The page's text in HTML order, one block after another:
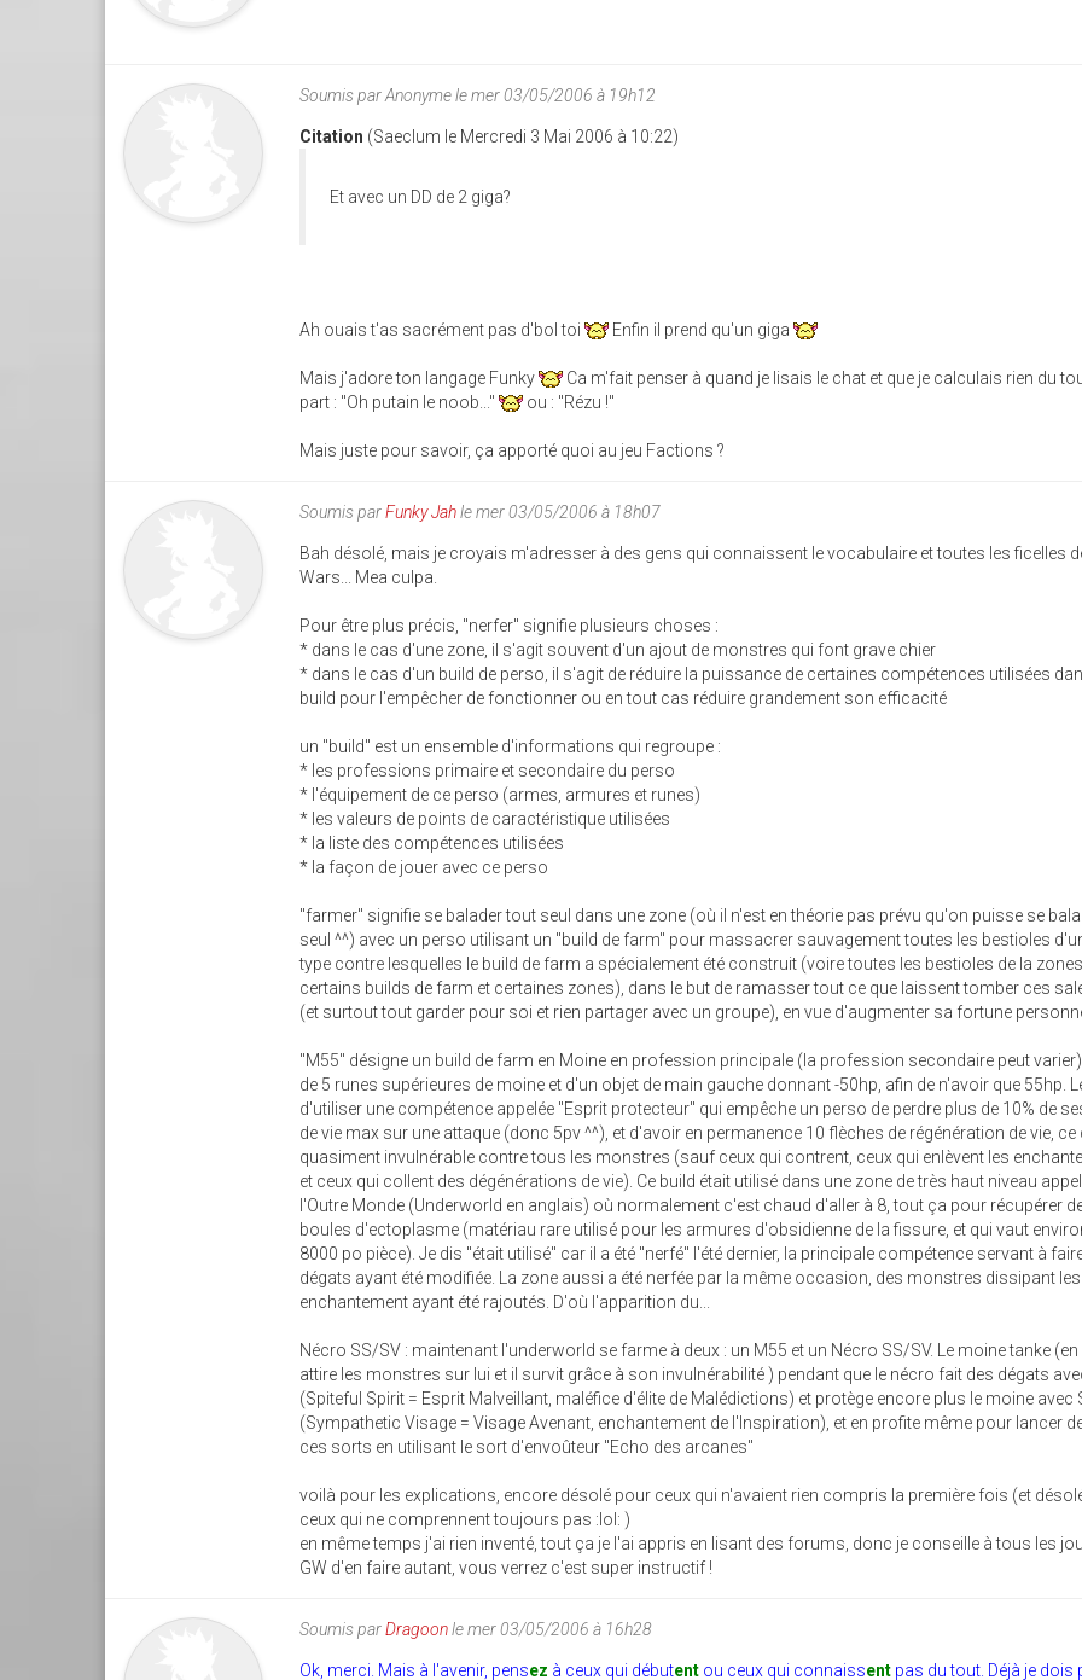
Soumis parAnonymele mer 03/05/2006 à 19h12
Citation (Saeclum le Mercredi 3 Mai 2006 à 10:22)
Et avec un DD de 2 giga?
Ah ouais t'as sacrément pas d'bol toi Enfin il prend qu'un giga
Mais j'adore ton langage Funky Ca m'fait penser à quand je lisais le chat et que je calculais rien du
part : "Oh putain le noob..."
ou : "Rézu !"
Mais juste pour savoir, ça apporté quoi au jeu Factions ?
Soumis parFunky Jahle mer 03/05/2006 à 18h07
Bah désolé, mais je croyais m'adresser à des gens qui connaissent le vocabulaire et toutes les ficelles
Wars... Mea culpa.
Pour être plus précis, "nerfer" signifie plusieurs choses :
* dans le cas d'une zone, il s'agit souvent d'un ajout de monstres qui font grave chier
* dans le cas d'un build de perso, il s'agit de réduire la puissance de certaines compétences utilisées
build pour l'empêcher de fonctionner ou en tout cas réduire grandement son efficacité
un "build" est un ensemble d'informations qui regroupe :
* les professions primaire et secondaire du perso
* l'équipement de ce perso (armes, armures et runes)
* les valeurs de points de caractéristique utilisées
* la liste des compétences utilisées
* la façon de jouer avec ce perso
"farmer" signifie se balader tout seul dans une zone (où il n'est en théorie pas prévu qu'on puisse se
seul ^^) avec un perso utilisant un "build de farm" pour massacrer sauvagement toutes les bestioles
type contre lesquelles le build de farm a spécialement été construit (voire toutes les bestioles de la
certains builds de farm et certaines zones), dans le but de ramasser tout ce que laissent tomber ces
(et surtout tout garder pour soi et rien partager avec un groupe), en vue d'augmenter sa fortune
"M55" désigne un build de farm en Moine en profession principale (la profession secondaire peut
de 5 runes supérieures de moine et d'un objet de main gauche donnant -50hp, afin de n'avoir que 55hp.
d'utiliser une compétence appelée "Esprit protecteur" qui empêche un perso de perdre plus de 10% de
de vie max sur une attaque (donc 5pv ^^), et d'avoir en permanence 10 flèches de régénération de vie, ce
quasiment invulnérable contre tous les monstres (sauf ceux qui contrent, ceux qui enlèvent les
et ceux qui collent des dégénérations de vie). Ce build était utilisé dans une zone de très haut niveau
l'Outre Monde (Underworld en anglais) où normalement c'est chaud d'aller à 8, tout ça pour récupérer
boules d'ectoplasme (matériau rare utilisé pour les armures d'obsidienne de la fissure, et qui vaut
8000 po pièce). Je dis "était utilisé" car il a été "nerfé" l'été dernier, la principale compétence servant à
dégats ayant été modifiée. La zone aussi a été nerfée par la même occasion, des monstres dissipant les
enchantement ayant été rajoutés. D'où l'apparition du...
Nécro SS/SV : maintenant l'underworld se farme à deux : un M55 et un Nécro SS/SV. Le moine tanke (en
attire les monstres sur lui et il survit grâce à son invulnérabilité ) pendant que le nécro fait des dégats
(Spiteful Spirit = Esprit Malveillant, maléfice d'élite de Malédictions) et protège encore plus le moine avec
(Sympathetic Visage = Visage Avenant, enchantement de l'Inspiration), et en profite même pour lancer
ces sorts en utilisant le sort d'envoûteur "Echo des arcanes"
voilà pour les explications, encore désolé pour ceux qui n'avaient rien compris la première fois (et
ceux qui ne comprennent toujours pas :lol: )
en même temps j'ai rien inventé, tout ça je l'ai appris en lisant des forums, donc je conseille à tous les
GW d'en faire autant, vous verrez c'est super instructif !
Soumis parDragoonle mer 03/05/2006 à 16h28
Ok, merci. Mais à l'avenir, pensez à ceux qui débutent ou ceux qui connaissent pas du tout. Déjà je dois